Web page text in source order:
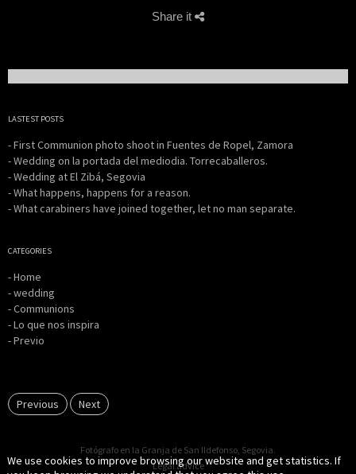
Share it
LASTEST POSTS
- First Communion photo shoot in Fuentes de Ropel, Zamora
- Wedding on la portada del mediodia. Torrecaballeros.
- Wedding at El Zibá, Segovia
- What happens, happens for a reason.
- What carabiners have joined together, let no man separate.
CATEGORIES
- Home
- wedding
- Communions
- Lo que nos inspira
- Previo
Previous Next
Fotógrafo en la Granja de San Ildefonso, Segovia.
Legal advice
We use cookies to improve browsing our website and get statistics. If